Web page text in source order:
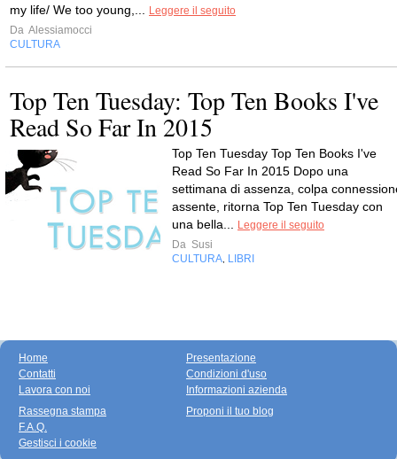
my life/ We too young,...
Leggere il seguito
Da Alessiamocci
CULTURA
Top Ten Tuesday: Top Ten Books I've
Read So Far In 2015
Top Ten Tuesday Top Ten Books I've
Read So Far In 2015 Dopo una
settimana di assenza, colpa
assente, ritorna Top Ten Tuesday con
una bella...
Leggere il seguito
Da Susi
CULTURA LIBRI
Home
Contatti
Lavora con noi
Presentazione
Condizioni d'uso
Informazioni azienda
Rassegna stampa
F.A.Q.
Gestisci i cookie
Proponi il tuo blog